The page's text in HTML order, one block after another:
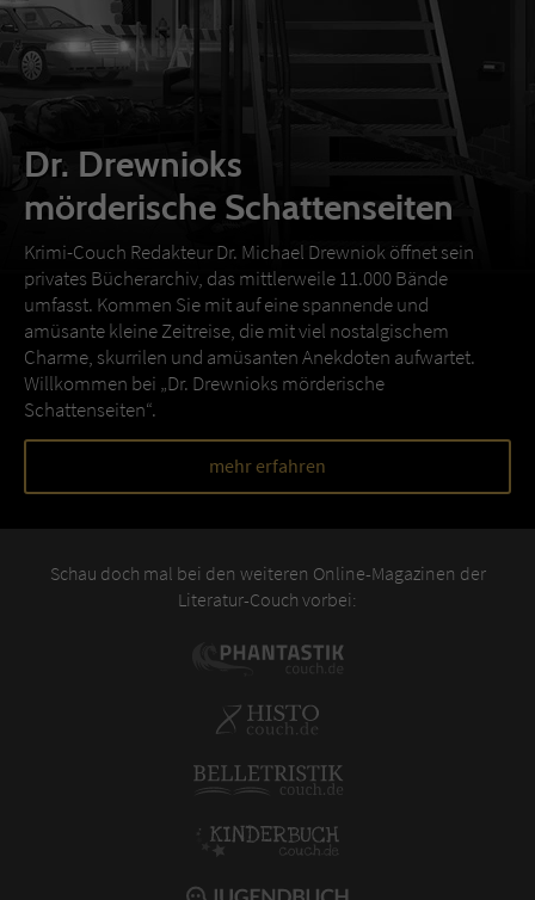
Dr. Drewnioks
mörderische Schattenseiten
Krimi-Couch Redakteur Dr. Michael Drewniok öffnet sein
privates Bücherarchiv, das mittlerweile 11.000 Bände
umfasst. Kommen Sie mit auf eine spannende und
amüsante kleine Zeitreise, die mit viel nostalgischem
Charme, skurrilen und amüsanten Anekdoten aufwartet.
Willkommen bei „Dr. Drewnioks mörderische
Schattenseiten“.
mehr erfahren
Schau doch mal bei den weiteren Online-Magazinen der
Literatur-Couch vorbei: